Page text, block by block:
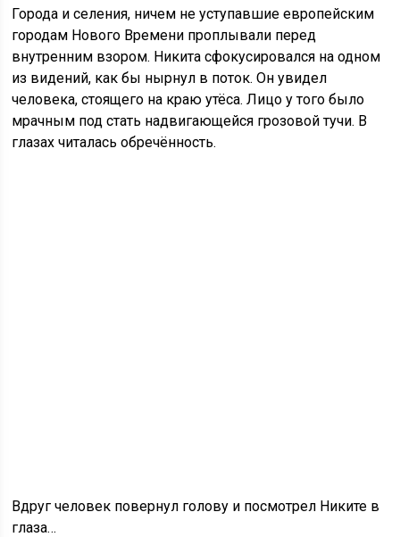
Города и селения, ничем не уступавшие европейским
городам Нового Времени проплывали перед
внутренним взором. Никита сфокусировался на одном
из видений, как бы нырнул в поток. Он увидел
человека, стоящего на краю утёса. Лицо у того было
мрачным под стать надвигающейся грозовой тучи. В
глазах читалась обречённость.
Вдруг человек повернул голову и посмотрел Никите в
глаза…